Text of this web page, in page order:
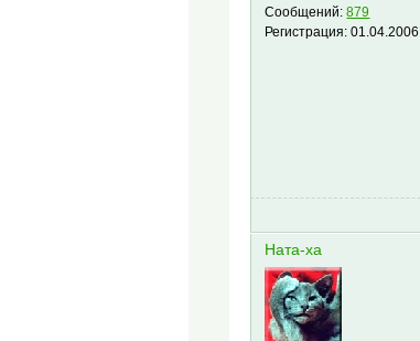
Сообщений:879
Регистрация:01.04.2006
Ната-ха